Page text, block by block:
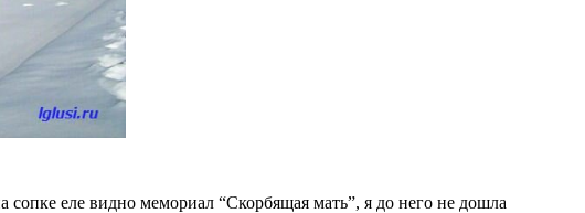
сопке еле видно мемориал “Скорбящая мать”, я до него не дошла